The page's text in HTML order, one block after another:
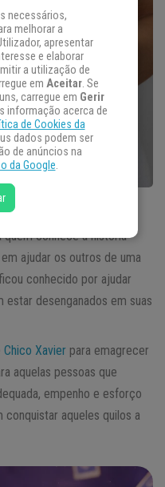
parece ter algumas
conhece a história
ajudar os outros de uma
conhecido por ajudar
desenganados em suas
Chico Xavier para emagrecer
aquelas pessoas que
empenho e esforço
conquistar aqueles quilos a
necessários,
melhorar a
apresentar
e elaborar
a utilização de
em Aceitar. Se
carregue em Gerir
informação acerca de
de Cookies da
dados podem ser
de anúncios na
da Google.